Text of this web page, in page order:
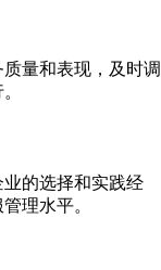
量和表现，及时调
的选择和实践经
理水平。